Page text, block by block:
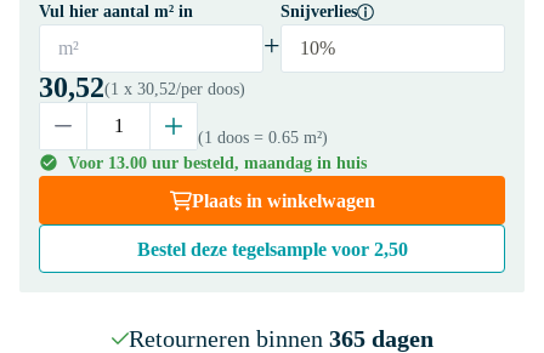
Vul hier aantal m² in
m² +
Snijverlies
10%
30,52(1 x 30,52/per doos)
(1 doos = 0.65 m²)
Voor 13.00 uur besteld, maandag in huis
Plaats in winkelwagen
Bestel deze tegelsample voor 2,50
Retourneren binnen 365 dagen